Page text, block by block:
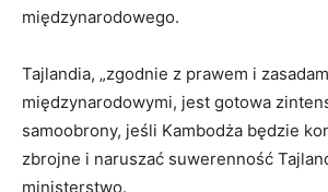
międzynarodowego.
Tajlandia, „zgodnie z prawem i
międzynarodowymi, jest gotowa
samoobrony, jeśli Kambodża będzie
zbrojne i naruszać suwerenność
ministerstwo.